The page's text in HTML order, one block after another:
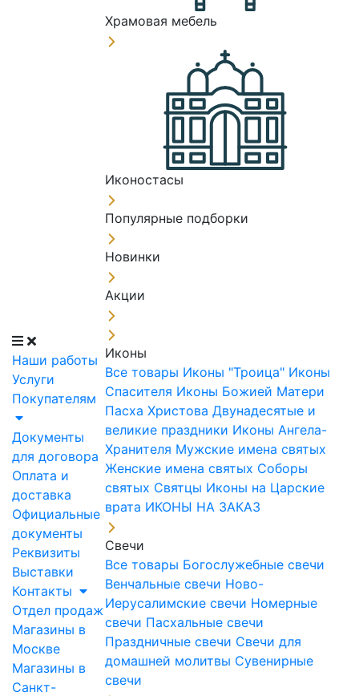
Наши работы
Услуги
Покупателям
Документы
для договора
Оплата и
доставка
Официальные
документы
Реквизиты
Выставки
Контакты
Отдел продаж
Магазины в
Москве
Магазины в
Санкт-
Храмовая мебель
Иконостасы
Популярные подборки
Новинки
Акции
Иконы
Все товары Иконы "Троица" Иконы
Спасителя Иконы Божией Матери
Пасха Христова Двунадесятые и
великие праздники Иконы Ангела-
Хранителя Мужские имена святых
Женские имена святых Соборы
святых Святцы Иконы на Царские
врата ИКОНЫ НА ЗАКАЗ
Свечи
Все товары Богослужебные свечи
Венчальные свечи Ново-
Иерусалимские свечи Номерные
свечи Пасхальные свечи
Праздничные свечи Свечи для
домашней молитвы Сувенирные
свечи